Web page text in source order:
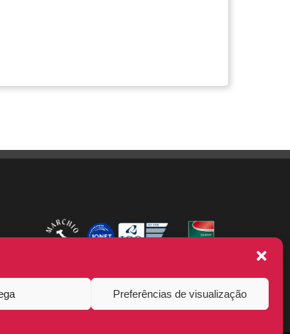
Preferências de visualização